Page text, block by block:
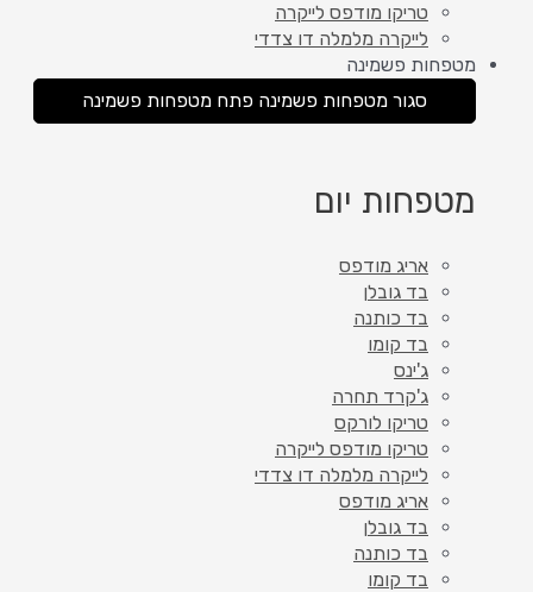
טריקו מודפס לייקרה
לייקרה מלמלה דו צדדי
מטפחות פשמינה
סגור מטפחות פשמינה פתח מטפחות פשמינה
מטפחות יום
אריג מודפס
בד גובלן
בד כותנה
בד קומו
ג'ינס
ג'קרד תחרה
טריקו לורקס
טריקו מודפס לייקרה
לייקרה מלמלה דו צדדי
אריג מודפס
בד גובלן
בד כותנה
בד קומו